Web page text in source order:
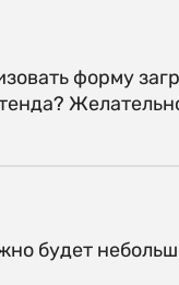
форму
будет